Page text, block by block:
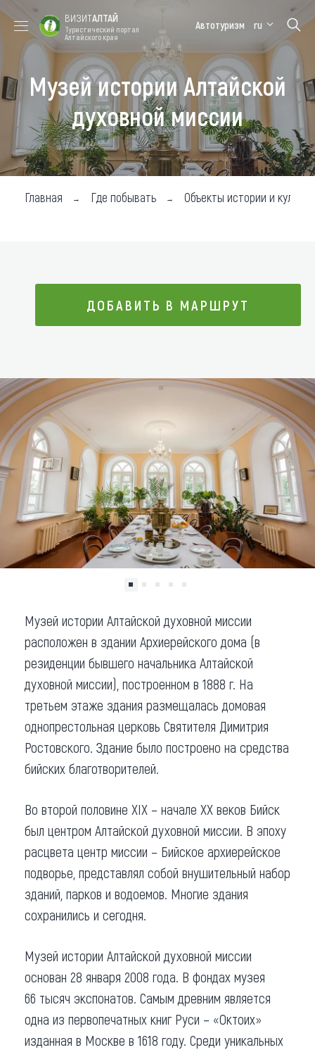
Форум VISIT
ALTAI
Цветение
маральника
Медицинский
форум
Алтайская
зимовка
Туры
Где побывать
Карта
Коллекция впечатлений
Другие рубрики
ВИЗИТАЛТАЙ
Туристический портал
Алтайского края
Автотуризм ru
Музей истории Алтайской
духовной миссии
Главная Где побывать Объекты истории и
ДОБАВИТЬ В МАРШРУТ
Музей истории Алтайской духовной миссии
расположен в здании Архиерейского дома (в
резиденции бывшего начальника Алтайской
духовной миссии), построенном в 1888 г. На
третьем этаже здания размещалась домовая
однопрестольная церковь Святителя Димитрия
Ростовского. Здание было построено на средства
бийских благотворителей.
Во второй половине XIX – начале XX веков Бийск
был центром Алтайской духовной миссии. В эпоху
расцвета центр миссии – Бийское архиерейское
подворье, представлял собой внушительный набор
зданий, парков и водоемов. Многие здания
сохранились и сегодня.
Музей истории Алтайской духовной миссии
основан 28 января 2008 года. В фондах музея
66 тысяч экспонатов. Самым древним является
одна из первопечатных книг Руси – «Октоих»
изданная в Москве в 1618 году. Среди уникальных